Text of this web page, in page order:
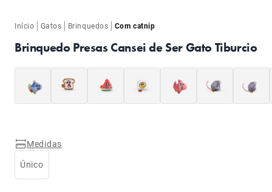
Início | Gatos | Brinquedos | Com catnip
Brinquedo Presas Cansei de Ser Gato Tiburcio
Medidas
Único